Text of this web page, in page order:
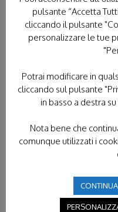
SCOPRI DI PIÙ
UNITALSI
pulsante “Accetta
cliccando il pulsante
personalizzare le tue
Potrai modificare in
cliccando sul pulsante
in basso a destra
Nota bene che
comunque utilizzati i